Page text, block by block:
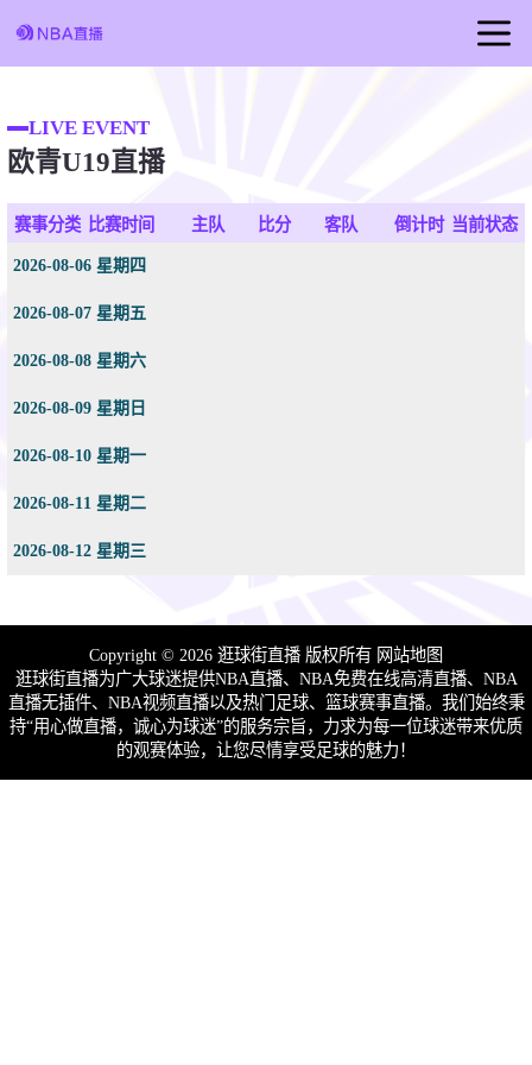
足球直播
篮球直播
LIVE EVENT
欧青U19直播
赛事分类 比赛时间 主队 比分 客队 倒计时 当前状态
2026-08-06 星期四
2026-08-07 星期五
2026-08-08 星期六
2026-08-09 星期日
2026-08-10 星期一
2026-08-11 星期二
2026-08-12 星期三
Copyright © 2026 逛球街直播 版权所有 网站地图
逛球街直播为广大球迷提供NBA直播、NBA免费在线高清直播、NBA
直播无插件、NBA视频直播以及热门足球、篮球赛事直播。我们始终秉
持“用心做直播，诚心为球迷”的服务宗旨，力求为每一位球迷带来优质
的观赛体验，让您尽情享受足球的魅力！